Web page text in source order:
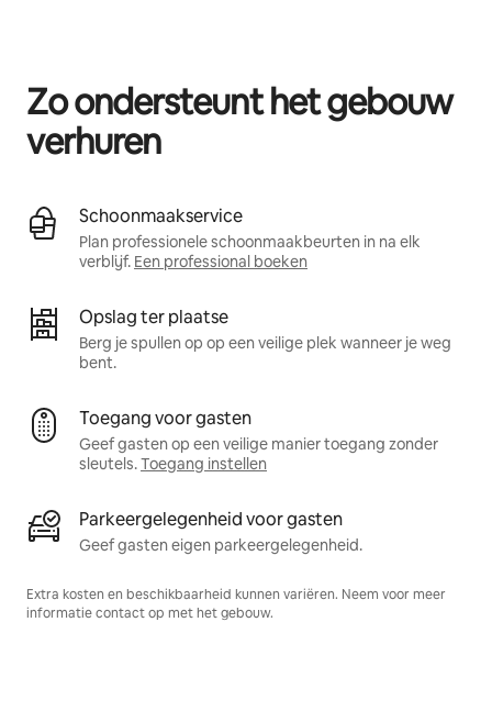
Zo ondersteunt het gebouw
verhuren
Schoonmaakservice
Plan professionele schoonmaakbeurten in na elk
verblijf. Een professional boeken
Opslag ter plaatse
Berg je spullen op op een veilige plek wanneer je weg
bent.
Toegang voor gasten
Geef gasten op een veilige manier toegang zonder
sleutels.Toegang instellen
Parkeergelegenheid voor gasten
Geef gasten eigen parkeergelegenheid.
Extra kosten en beschikbaarheid kunnen variëren. Neem voor meer
informatie contact op met het gebouw.